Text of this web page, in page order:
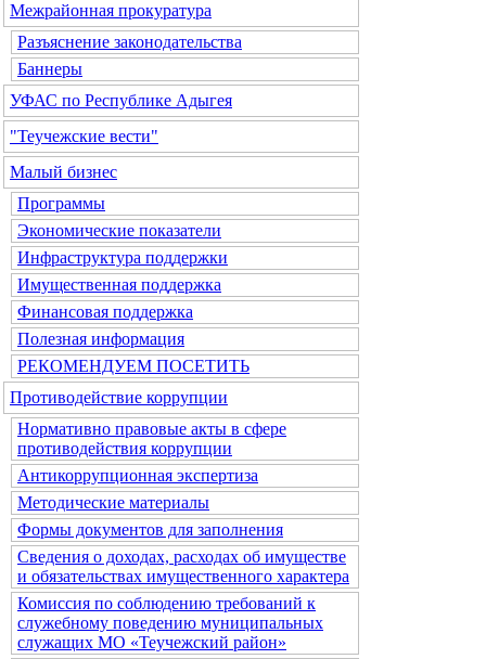
Межрайонная прокуратура
Разъяснение законодательства
Баннеры
УФАС по Республике Адыгея
"Теучежские вести"
Малый бизнес
Программы
Экономические показатели
Инфраструктура поддержки
Имущественная поддержка
Финансовая поддержка
Полезная информация
РЕКОМЕНДУЕМ ПОСЕТИТЬ
Противодействие коррупции
Нормативно правовые акты в сфере
противодействия коррупции
Антикоррупционная экспертиза
Методические материалы
Формы документов для заполнения
Сведения о доходах, расходах об имуществе
и обязательствах имущественного характера
Комиссия по соблюдению требований к
служебному поведению муниципальных
служащих МО «Теучежский район»